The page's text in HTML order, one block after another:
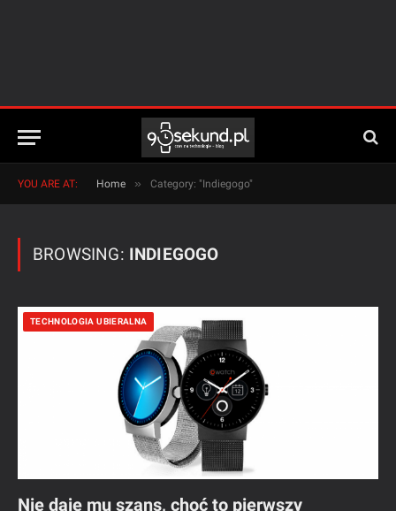
YOU ARE AT: Home » Category: "Indiegogo"
BROWSING: INDIEGOGO
TECHNOLOGIA UBIERALNA
Nie daję mu szans, choć to pierwszy